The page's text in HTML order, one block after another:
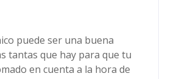
puede ser una buena
tantas que hay para que tu
en cuenta a la hora de